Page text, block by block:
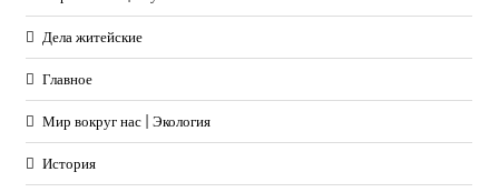
Дела житейские
Главное
Мир вокруг нас | Экология
История